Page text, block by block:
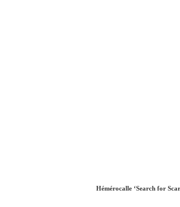
Hémérocalle ‘Search for